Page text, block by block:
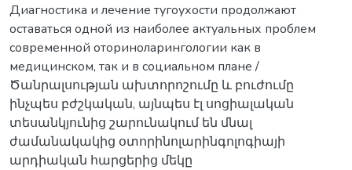
Диагностика и лечение тугоухости продолжают
оставаться одной из наиболее актуальных проблем
современной оториноларингологии как в
медицинском, так и в социальном плане /
Ծանրալսության ախտորոշումը և բուժումը
ինչպես բժշկական, այնպես էլ սոցիալական
տեսանկյունից շարունակում են մնալ
ժամանակակից օտորինոլարինգոլոգիայի
արդիական հարցերից մեկը